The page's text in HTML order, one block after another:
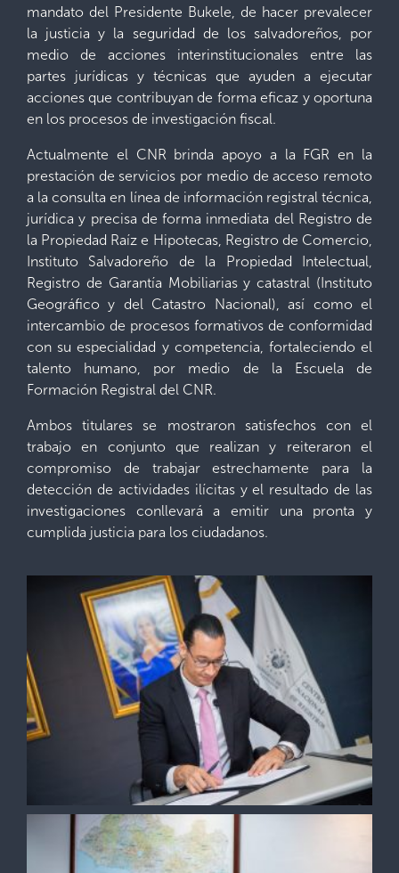
mandato del Presidente Bukele, de hacer prevalecer
la justicia y la seguridad de los salvadoreños, por
medio de acciones interinstitucionales entre las
partes jurídicas y técnicas que ayuden a ejecutar
acciones que contribuyan de forma eficaz y oportuna
en los procesos de investigación fiscal.
Actualmente el CNR brinda apoyo a la FGR en la
prestación de servicios por medio de acceso remoto
a la consulta en línea de información registral técnica,
jurídica y precisa de forma inmediata del Registro de
la Propiedad Raíz e Hipotecas, Registro de Comercio,
Instituto Salvadoreño de la Propiedad Intelectual,
Registro de Garantía Mobiliarias y catastral (Instituto
Geográfico y del Catastro Nacional), así como el
intercambio de procesos formativos de conformidad
con su especialidad y competencia, fortaleciendo el
talento humano, por medio de la Escuela de
Formación Registral del CNR.
Ambos titulares se mostraron satisfechos con el
trabajo en conjunto que realizan y reiteraron el
compromiso de trabajar estrechamente para la
detección de actividades ilícitas y el resultado de las
investigaciones conllevará a emitir una pronta y
cumplida justicia para los ciudadanos.